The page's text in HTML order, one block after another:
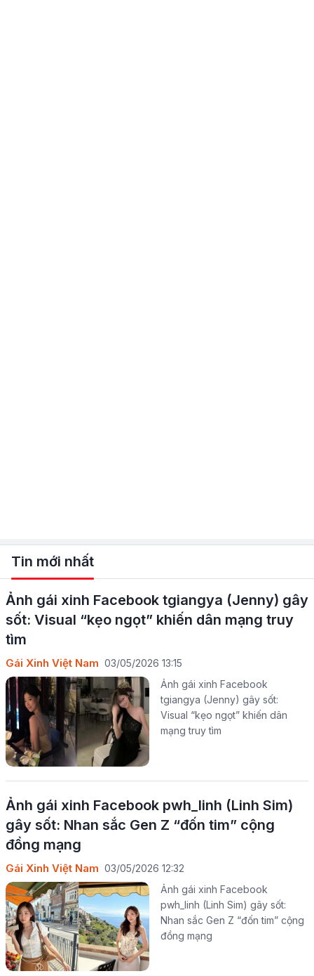
Tin mới nhất
Ảnh gái xinh Facebook tgiangya (Jenny) gây
sốt: Visual “kẹo ngọt” khiến dân mạng truy
tìm
Gái Xinh Việt Nam 03/05/2026 13:15
Ảnh gái xinh Facebook
tgiangya (Jenny) gây sốt:
Visual “kẹo ngọt” khiến dân
mạng truy tìm
Ảnh gái xinh Facebook pwh_linh (Linh Sim)
gây sốt: Nhan sắc Gen Z “đốn tim” cộng
đồng mạng
Gái Xinh Việt Nam 03/05/2026 12:32
Ảnh gái xinh Facebook
pwh_linh (Linh Sim) gây sốt:
Nhan sắc Gen Z “đốn tim” cộng
đồng mạng